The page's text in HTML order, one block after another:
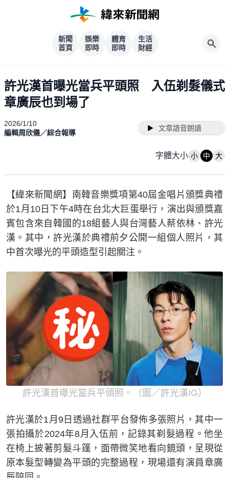
新聞
首頁
娛樂
即時
體育
即時
生活
財經
許光漢首曝光當兵平頭照 入伍剃髮儀式
章廣辰也到場了
2026/1/10
編輯周欣儀／綜合報導
文章語音朗讀
字體大小 小 中 大
【緯來新聞網】南韓音樂獎項第40屆金唱片頒獎典禮
於1月10日下午4時在台北大巨蛋舉行，演出與頒獎嘉
賓包含來自韓國的18組藝人與台灣藝人蔡依林、許光
漢。其中，許光漢於典禮前夕公開一組個人照片，其
中首次曝光的平頭造型引起關注。
許光漢首曝光當兵平頭照。（圖／許光漢IG）
許光漢於1月9日透過社群平台發佈多張照片，其中一
張拍攝於2024年8月入伍前，記錄其剃髮過程。他坐
在椅上披著剪髮斗篷，面帶微笑地看向鏡頭，呈現從
原本髮型轉變為平頭的完整過程，現場還有演員章廣